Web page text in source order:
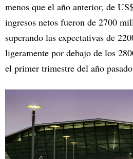
menos que el año anterior, de
ingresos netos fueron de 2700
superando las expectativas de
ligeramente por debajo de los
el primer trimestre del año